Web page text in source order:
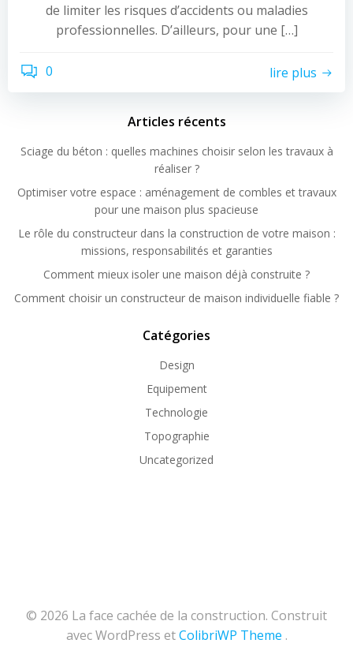
de limiter les risques d’accidents ou maladies
professionnelles. D’ailleurs, pour une […]
0 lire plus
Articles récents
Sciage du béton : quelles machines choisir selon les travaux à
réaliser ?
Optimiser votre espace : aménagement de combles et travaux
pour une maison plus spacieuse
Le rôle du constructeur dans la construction de votre maison :
missions, responsabilités et garanties
Comment mieux isoler une maison déjà construite ?
Comment choisir un constructeur de maison individuelle fiable ?
Catégories
Design
Equipement
Technologie
Topographie
Uncategorized
© 2026 La face cachée de la construction. Construit
avec WordPress etColibriWP Theme .